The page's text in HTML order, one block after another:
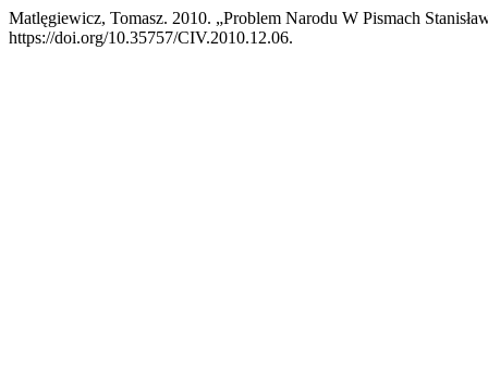
Matlęgiewicz, Tomasz. 2010. „Problem Narodu W Pismach
https://doi.org/10.35757/CIV.2010.12.06.